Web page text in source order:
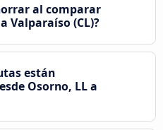
al comparar
Valparaíso (CL)?
están
Osorno, LL a